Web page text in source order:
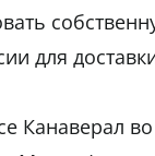
для
Канаверал